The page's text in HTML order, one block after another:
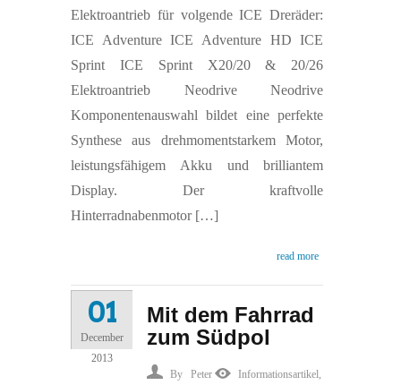
ist
da!
Elektroantrieb für volgende ICE Dreräder:
ICE Adventure ICE Adventure HD ICE
Sprint ICE Sprint X20/20 & 20/26
Elektroantrieb Neodrive Neodrive
Komponentenauswahl bildet eine perfekte
Synthese aus drehmomentstarkem Motor,
leistungsfähigem Akku und brilliantem
Display. Der kraftvolle
Hinterradnabenmotor […]
read more
Mit dem Fahrrad
zum Südpol
01
December
2013
By Peter Informationsartikel